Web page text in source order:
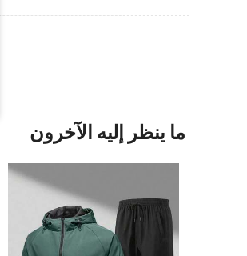
ما ينظر إليه الآخرون